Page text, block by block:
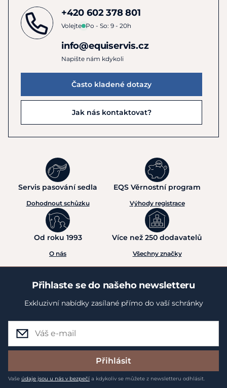
+420 602 378 801
Volejte Po - So: 9 - 20h
info@equiservis.cz
Napište nám kdykoli
Často kladené dotazy
Jak nás kontaktovat?
Servis pasování sedla
Dohodnout schůzku
EQS Věrnostní program
Výhody registrace
Od roku 1993
O nás
Více než 250 dodavatelů
Všechny značky
Přihlaste se do našeho newsletteru
Exkluzivní nabídky zasílané přímo do vaší schránky
Přihlásit
Vaše údaje jsou u nás v bezpečí a kdykoliv se můžete z newsletteru odhlásit.